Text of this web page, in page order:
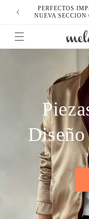
directamente
al contenido
PERFECTOS
NUEVA